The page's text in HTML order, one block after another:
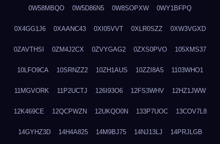
0W58MBQO 0W5D86N5 0W8SOPXW 0WY1BFPQ
0X4GG1J6 0XAANC43 0XI05VVT 0XLR0SZZ 0XW3VGXD
0ZAVTHSI 0ZM4J2CX 0ZVYGAG2 0ZXS0PVO 105XMS37
10LFO9CA 10SRNZZ2 10ZH1AUS 10ZZI8A5 1103WHO1
11MGVORK 11P2UCTJ 126I93O6 12FS3WHV 12HZ1JWW
12K469CE 12QCPWZN 12UKQO0N 133P7UOC 13COV7L8
14GYHZ3D 14H4A825 14M9BJ75 14NJ13LJ 14PRJLGB